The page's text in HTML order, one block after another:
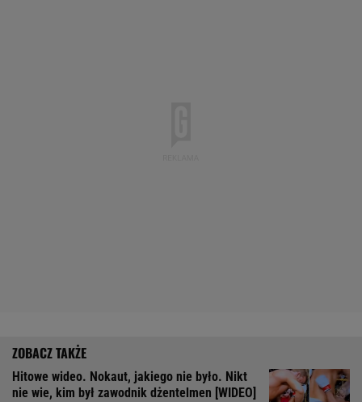
Hitowe wideo. Nokaut, jakiego nie było. Nikt
nie wie, kim był zawodnik dżentelmen [WIDEO]